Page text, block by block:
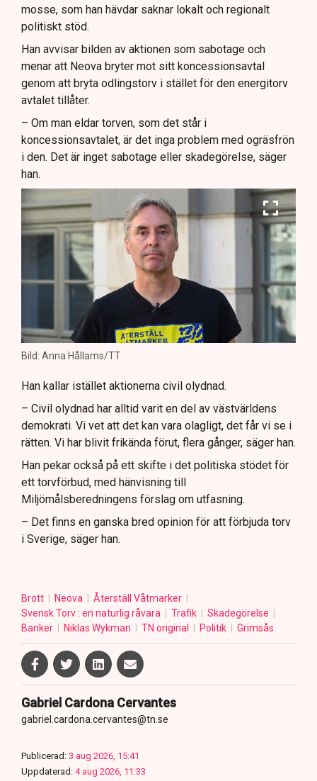
mosse, som han hävdar saknar lokalt och regionalt
politiskt stöd.
Han avvisar bilden av aktionen som sabotage och
menar att Neova bryter mot sitt koncessionsavtal
genom att bryta odlingstorv i stället för den energitorv
avtalet tillåter.
– Om man eldar torven, som det står i
koncessionsavtalet, är det inga problem med ogräsfrön
i den. Det är inget sabotage eller skadegörelse, säger
han.
Bild: Anna Hållams/TT
Han kallar istället aktionerna civil olydnad.
– Civil olydnad har alltid varit en del av västvärldens
demokrati. Vi vet att det kan vara olagligt, det får vi se i
rätten. Vi har blivit frikända förut, flera gånger, säger han.
Han pekar också på ett skifte i det politiska stödet för
ett torvförbud, med hänvisning till
Miljömålsberedningens förslag om utfasning.
– Det finns en ganska bred opinion för att förbjuda torv
i Sverige, säger han.
Brott Neova
Återställ Våtmarker
Svensk Torv : en naturlig råvara
Trafik
Skadegörelse
Banker
Niklas Wykman TN original Politik Grimsås
Gabriel Cardona Cervantes
gabriel.cardona.cervantes@tn.se
Publicerad: 3 aug 2026, 15:41
Uppdaterad: 4 aug 2026, 11:33